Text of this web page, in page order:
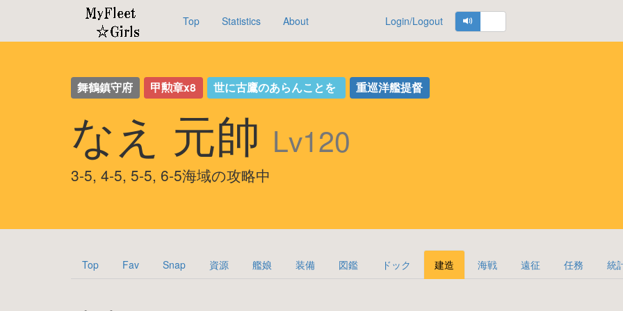
Top Statistics About Login/Logout
舞鶴鎮守府 甲勲章x8 世に古鷹のあらんことを 重巡洋艦提督
なえ 元帥 Lv120
3-5, 4-5, 5-5, 6-5海域の攻略中
Top Fav Snap 資源 艦娘 装備 図鑑 ドック 建造 海戦 遠征 任務 統